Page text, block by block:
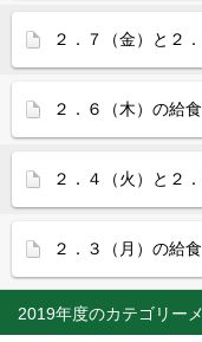
2019年度
２．７（金）と２
２．６（木）の給食
２．４（火）と２
２．３（月）の給食